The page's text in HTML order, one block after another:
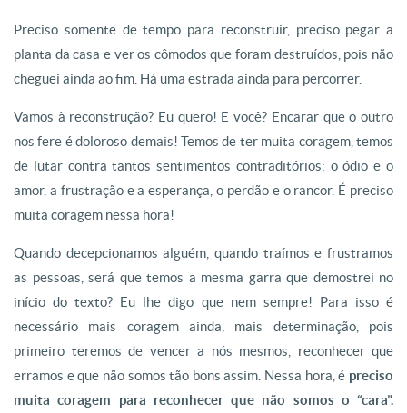
Preciso somente de tempo para reconstruir, preciso pegar a
planta da casa e ver os cômodos que foram destruídos, pois não
cheguei ainda ao fim. Há uma estrada ainda para percorrer.
Vamos à reconstrução? Eu quero! E você? Encarar que o outro
nos fere é doloroso demais! Temos de ter muita coragem, temos
de lutar contra tantos sentimentos contraditórios: o ódio e o
amor, a frustração e a esperança, o perdão e o rancor. É preciso
muita coragem nessa hora!
Quando decepcionamos alguém, quando traímos e frustramos
as pessoas, será que temos a mesma garra que demostrei no
início do texto? Eu lhe digo que nem sempre! Para isso é
necessário mais coragem ainda, mais determinação, pois
primeiro teremos de vencer a nós mesmos, reconhecer que
erramos e que não somos tão bons assim. Nessa hora, é preciso
muita coragem para reconhecer que não somos o “cara”.